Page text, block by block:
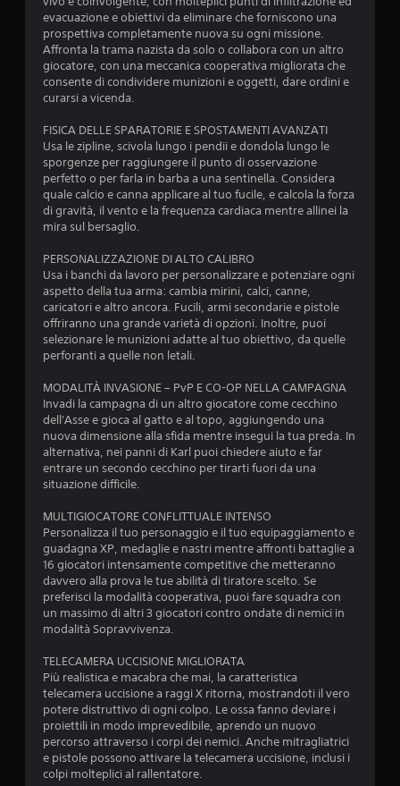
u
c
i
q
u
e
a
1
4
9
4
9
l
u
t
i
o
evacuazione e obiettivi da eliminare che forniscono una
prospettiva completamente nuova su ogni missione.
Affronta la trama nazista da solo o collabora con un altro
giocatore, con una meccanica cooperativa migliorata che
consente di condividere munizioni e oggetti, dare ordini e
curarsi a vicenda.
FISICA DELLE SPARATORIE E SPOSTAMENTI AVANZATI
Usa le zipline, scivola lungo i pendii e dondola lungo le
sporgenze per raggiungere il punto di osservazione
perfetto o per farla in barba a una sentinella. Considera
quale calcio e canna applicare al tuo fucile, e calcola la forza
di gravità, il vento e la frequenza cardiaca mentre allinei la
mira sul bersaglio.
PERSONALIZZAZIONE DI ALTO CALIBRO
Usa i banchi da lavoro per personalizzare e potenziare ogni
aspetto della tua arma: cambia mirini, calci, canne,
caricatori e altro ancora. Fucili, armi secondarie e pistole
offriranno una grande varietà di opzioni. Inoltre, puoi
selezionare le munizioni adatte al tuo obiettivo, da quelle
perforanti a quelle non letali.
MODALITÀ INVASIONE – PvP E CO-OP NELLA CAMPAGNA
Invadi la campagna di un altro giocatore come cecchino
dell'Asse e gioca al gatto e al topo, aggiungendo una
nuova dimensione alla sfida mentre insegui la tua preda. In
alternativa, nei panni di Karl puoi chiedere aiuto e far
entrare un secondo cecchino per tirarti fuori da una
situazione difficile.
MULTIGIOCATORE CONFLITTUALE INTENSO
Personalizza il tuo personaggio e il tuo equipaggiamento e
guadagna XP, medaglie e nastri mentre affronti battaglie a
16 giocatori intensamente competitive che metteranno
davvero alla prova le tue abilità di tiratore scelto. Se
preferisci la modalità cooperativa, puoi fare squadra con
un massimo di altri 3 giocatori contro ondate di nemici in
modalità Sopravvivenza.
TELECAMERA UCCISIONE MIGLIORATA
Più realistica e macabra che mai, la caratteristica
telecamera uccisione a raggi X ritorna, mostrandoti il vero
potere distruttivo di ogni colpo. Le ossa fanno deviare i
proiettili in modo imprevedibile, aprendo un nuovo
percorso attraverso i corpi dei nemici. Anche mitragliatrici
e pistole possono attivare la telecamera uccisione, inclusi i
colpi molteplici al rallentatore.